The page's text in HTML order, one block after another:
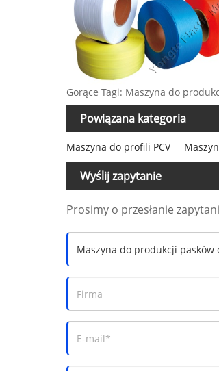
Gorące Tagi: Maszyna do
Powiązana kategoria
Maszyna do profili PCV
Wyślij zapytanie
Prosimy o przesłanie